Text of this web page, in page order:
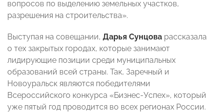
вопросов по выделению земельных участков,
разрешения на строительства».
Выступая на совещании, Дарья Сунцова рассказала
о тех закрытых городах, которые занимают
лидирующие позиции среди муниципальных
образований всей страны. Так, Заречный и
Новоуральск являются победителями
Всероссийского конкурса «Бизнес-Успех», который
уже пятый год проводится во всех регионах России.